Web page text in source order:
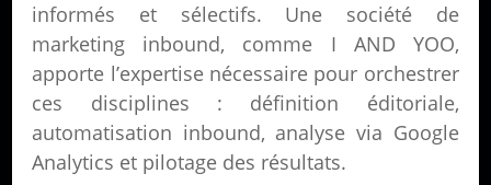
informés et sélectifs. Une société de
marketing inbound, comme I AND YOO,
apporte l’expertise nécessaire pour orchestrer
ces disciplines : définition éditoriale,
automatisation inbound, analyse via Google
Analytics et pilotage des résultats.